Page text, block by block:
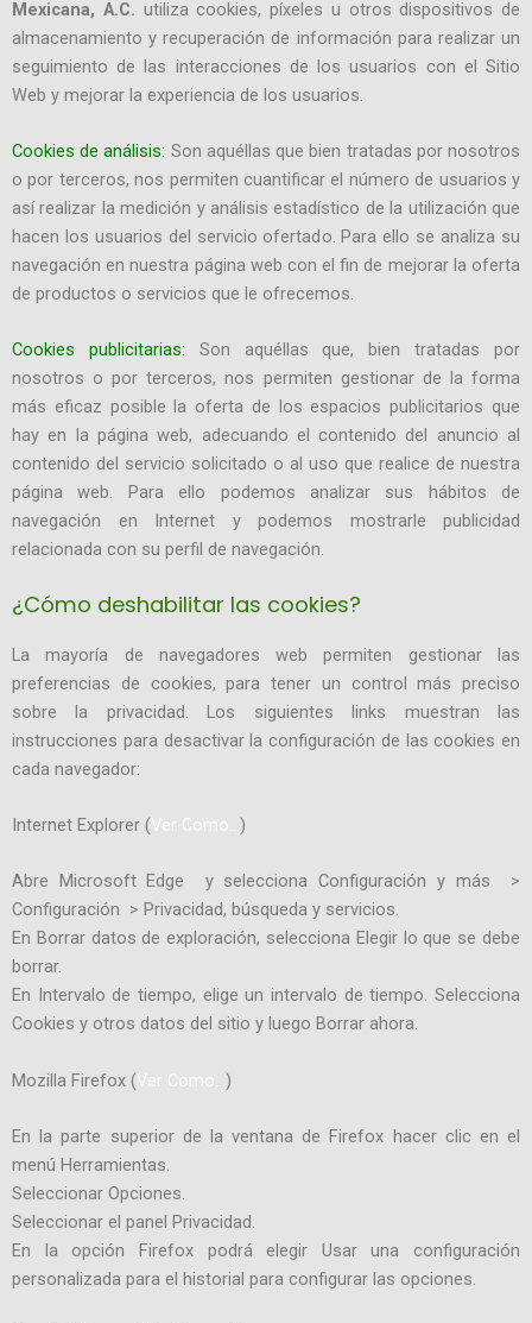
Mexicana, A.C. utiliza cookies, píxeles u otros dispositivos de
almacenamiento y recuperación de información para realizar un
seguimiento de las interacciones de los usuarios con el Sitio
Web y mejorar la experiencia de los usuarios.
Cookies de análisis: Son aquéllas que bien tratadas por nosotros
o por terceros, nos permiten cuantificar el número de usuarios y
así realizar la medición y análisis estadístico de la utilización que
hacen los usuarios del servicio ofertado. Para ello se analiza su
navegación en nuestra página web con el fin de mejorar la oferta
de productos o servicios que le ofrecemos.
Cookies publicitarias: Son aquéllas que, bien tratadas por
nosotros o por terceros, nos permiten gestionar de la forma
más eficaz posible la oferta de los espacios publicitarios que
hay en la página web, adecuando el contenido del anuncio al
contenido del servicio solicitado o al uso que realice de nuestra
página web. Para ello podemos analizar sus hábitos de
navegación en Internet y podemos mostrarle publicidad
relacionada con su perfil de navegación.
¿Cómo deshabilitar las cookies?
La mayoría de navegadores web permiten gestionar las
preferencias de cookies, para tener un control más preciso
sobre la privacidad. Los siguientes links muestran las
instrucciones para desactivar la configuración de las cookies en
cada navegador:
Internet Explorer (Ver Como… )
Abre Microsoft Edge y selecciona Configuración y más >
Configuración > Privacidad, búsqueda y servicios.
En Borrar datos de exploración, selecciona Elegir lo que se debe
borrar.
En Intervalo de tiempo, elige un intervalo de tiempo. Selecciona
Cookies y otros datos del sitio y luego Borrar ahora.
Mozilla Firefox (Ver Como… )
En la parte superior de la ventana de Firefox hacer clic en el
menú Herramientas.
Seleccionar Opciones.
Seleccionar el panel Privacidad.
En la opción Firefox podrá elegir Usar una configuración
personalizada para el historial para configurar las opciones.